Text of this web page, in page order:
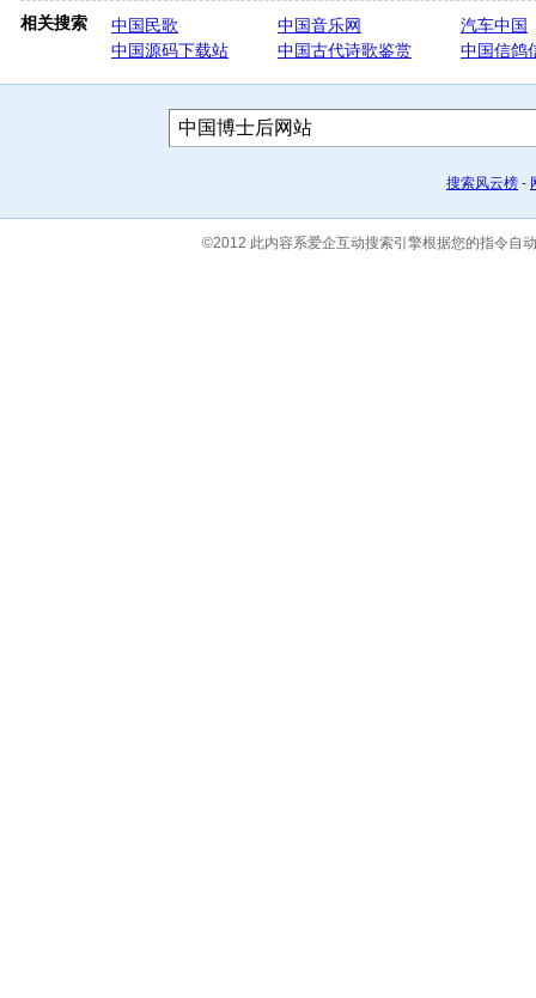
相关搜索 中国民歌 中国音乐网
汽车中国
中国源码下载站
中国古代诗歌鉴赏 中国信鸽
搜索风云榜 -
©2012 此内容系爱企互动搜索引擎根据您的指令自